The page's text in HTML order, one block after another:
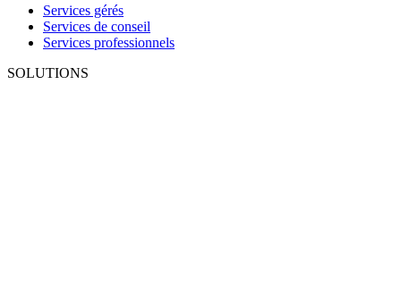
Services gérés
Services de conseil
Services professionnels
SOLUTIONS